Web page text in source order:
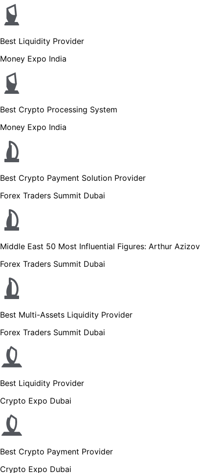
Best Liquidity Provider
Money Expo India
Best Crypto Processing System
Money Expo India
Best Crypto Payment Solution Provider
Forex Traders Summit Dubai
Middle East 50 Most Influential Figures: Arthur Azizov
Forex Traders Summit Dubai
Best Multi-Assets Liquidity Provider
Forex Traders Summit Dubai
Best Liquidity Provider
Crypto Expo Dubai
Best Crypto Payment Provider
Crypto Expo Dubai